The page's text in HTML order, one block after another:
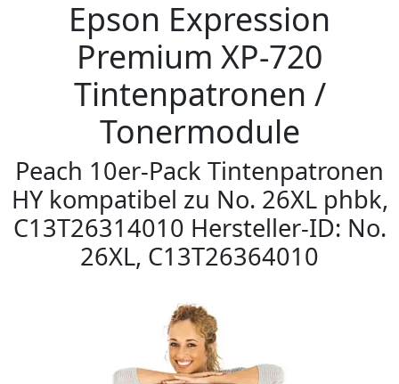
Epson Expression
Premium XP-720
Tintenpatronen /
Tonermodule
Peach 10er-Pack Tintenpatronen
HY kompatibel zu No. 26XL phbk,
C13T26314010 Hersteller-ID: No.
26XL, C13T26364010